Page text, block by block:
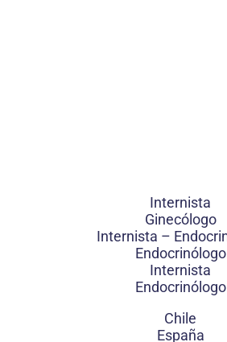
Internista
Ginecólogo
Internista –
Endocrinólogo
Internista
Endocrinólogo
Chile
España